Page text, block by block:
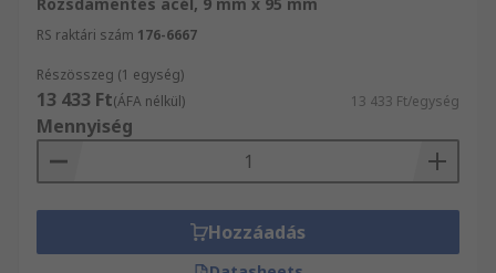
RS raktári szám 176-6667
Részösszeg (1 egység)
13 433 Ft(ÁFA nélkül) 13 433 Ft/egység
Mennyiség
Hozzáadás